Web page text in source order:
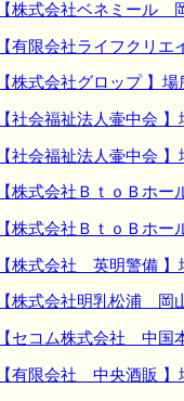
株式会社ベネミール
有限会社ライフクリエ
株式会社グロップ 】
社会福祉法人壷中会
社会福祉法人壷中会
株式会社ＢｔｏＢホー
株式会社ＢｔｏＢホー
株式会社 英明警備 】
株式会社明乳松浦 岡
セコム株式会社 中国
有限会社 中央酒販 】